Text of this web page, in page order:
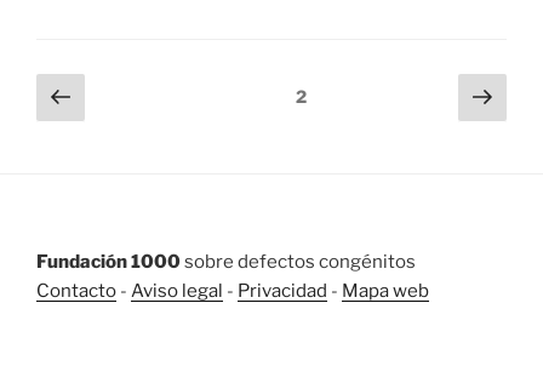
Paginación
de
Página
anterior
Página2
Fundación 1000sobre defectos congénitos
Contacto - Aviso legal - Privacidad - Mapa web